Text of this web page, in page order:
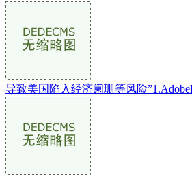
导致美国陷入经济阑珊等风险